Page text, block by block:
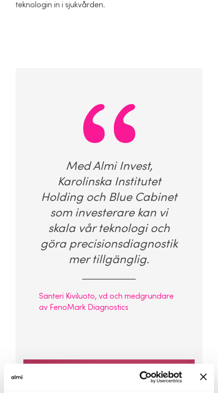
teknologin in i sjukvården.
Med Almi Invest,
Karolinska Institutet
Holding och Blue Cabinet
som investerare kan vi
skala vår teknologi och
göra precisionsdiagnostik
mer tillgänglig.
Santeri Kiviluoto, vd och medgrundare
av FenoMark Diagnostics